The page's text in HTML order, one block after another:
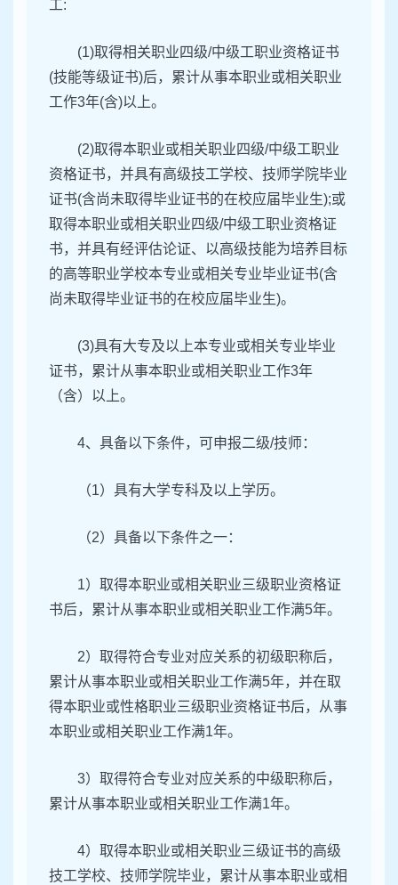
工:
(1)取得相关职业四级/中级工职业资格证书
(技能等级证书)后，累计从事本职业或相关职业
工作3年(含)以上。
(2)取得本职业或相关职业四级/中级工职业
资格证书，并具有高级技工学校、技师学院毕业
证书(含尚未取得毕业证书的在校应届毕业生);或
取得本职业或相关职业四级/中级工职业资格证
书，并具有经评估论证、以高级技能为培养目标
的高等职业学校本专业或相关专业毕业证书(含
尚未取得毕业证书的在校应届毕业生)。
(3)具有大专及以上本专业或相关专业毕业
证书，累计从事本职业或相关职业工作3年
（含）以上。
4、具备以下条件，可申报二级/技师：
（1）具有大学专科及以上学历。
（2）具备以下条件之一：
1）取得本职业或相关职业三级职业资格证
书后，累计从事本职业或相关职业工作满5年。
2）取得符合专业对应关系的初级职称后，
累计从事本职业或相关职业工作满5年，并在取
得本职业或性格职业三级职业资格证书后，从事
本职业或相关职业工作满1年。
3）取得符合专业对应关系的中级职称后，
累计从事本职业或相关职业工作满1年。
4）取得本职业或相关职业三级证书的高级
技工学校、技师学院毕业，累计从事本职业或相